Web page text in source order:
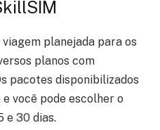
planejada para os
planos com
pacotes disponibilizados
você pode escolher o
e 30 dias.